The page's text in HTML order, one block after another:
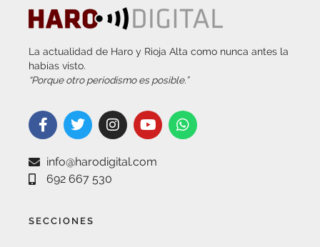
La actualidad de Haro y Rioja Alta como nunca antes la
habías visto.
“Porque otro periodismo es posible.”
info@harodigital.com
692 667 530
SECCIONES